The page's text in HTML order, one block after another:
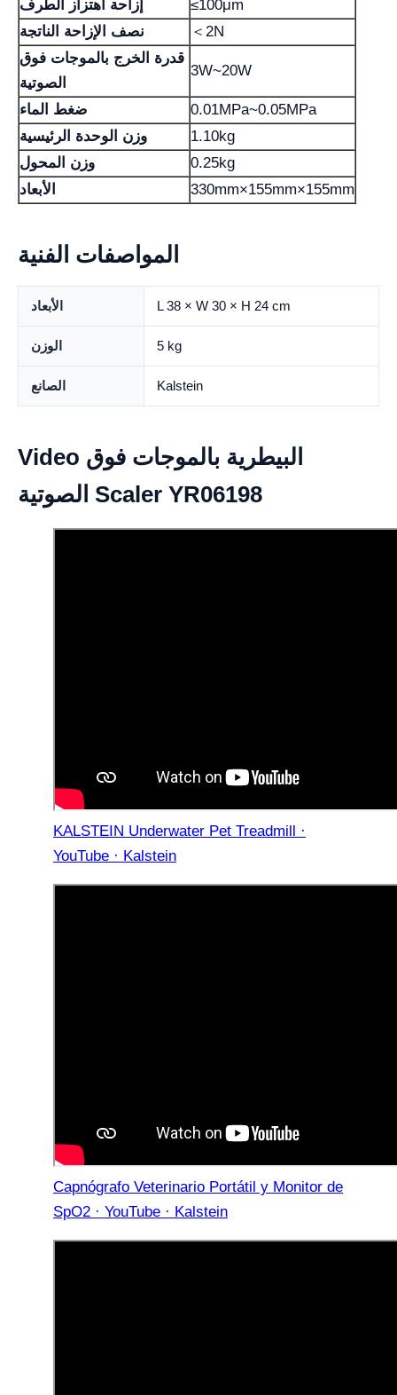
إزاحة اهتزاز الطرف
≤100μm
نصف الإزاحة الناتجة
＜2N
قدرة الخرج بالموجات فوق
الصوتية
3W~20W
ضغط الماء
0.01MPa~0.05MPa
وزن الوحدة الرئيسية
1.10kg
وزن المحول
0.25kg
الأبعاد
330mm×155mm×155mm
المواصفات الفنية
الأبعاد L 38 × W 30 × H 24 cm
الوزن 5 kg
الصانع Kalstein
Video البيطرية بالموجات فوق
الصوتية Scaler YR06198
KALSTEIN Underwater Pet Treadmill ·
YouTube · Kalstein
Capnógrafo Veterinario Portátil y Monitor de
SpO2 · YouTube · Kalstein